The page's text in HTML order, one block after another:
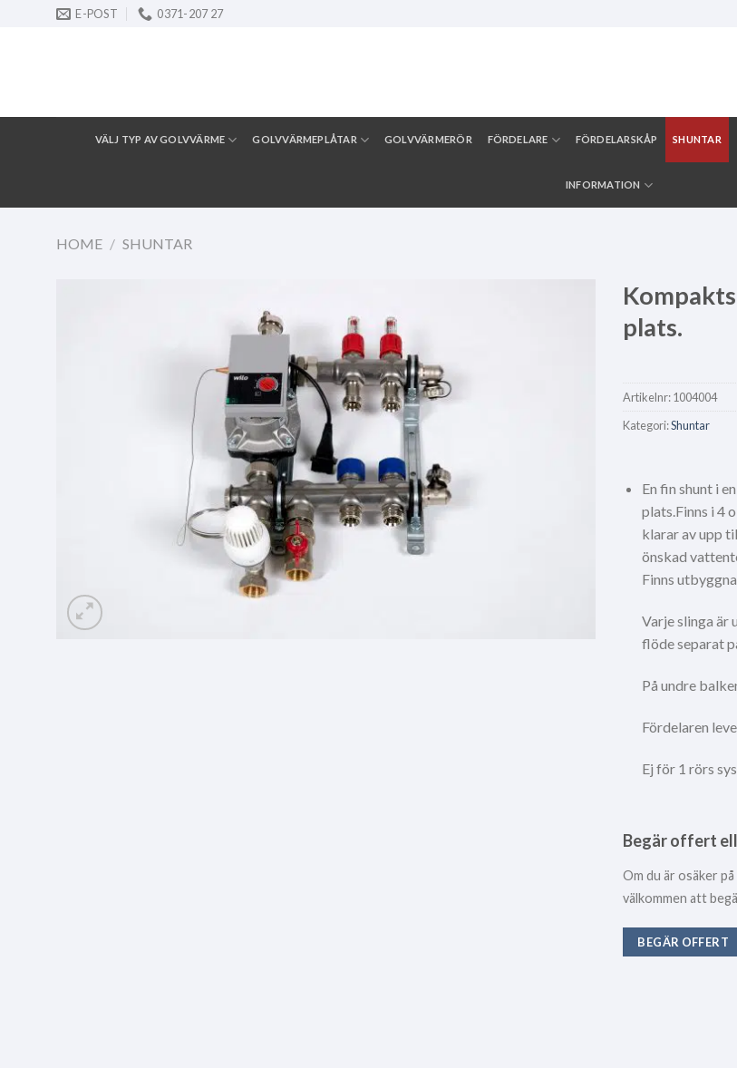
E-POST 0371-207 27
VÄLJ TYP AV GOLVVÄRME GOLVVÄRMEPLÅTAR GOLVVÄRMERÖR FÖRDELARE FÖRDELARSKÅP SHUNTAR
INFORMATION
HOME / SHUNTAR
plats.
Artikelnr:1004004
Kategori:Shuntar
En fin shunt i
plats.Finns i 4
klarar av upp
önskad
Finns
Varje slinga är
flöde separat
På undre
Fördelaren
Ej för 1 rörs
Begär offert
Om du är osäker
välkommen att
BEGÄR OFFERT